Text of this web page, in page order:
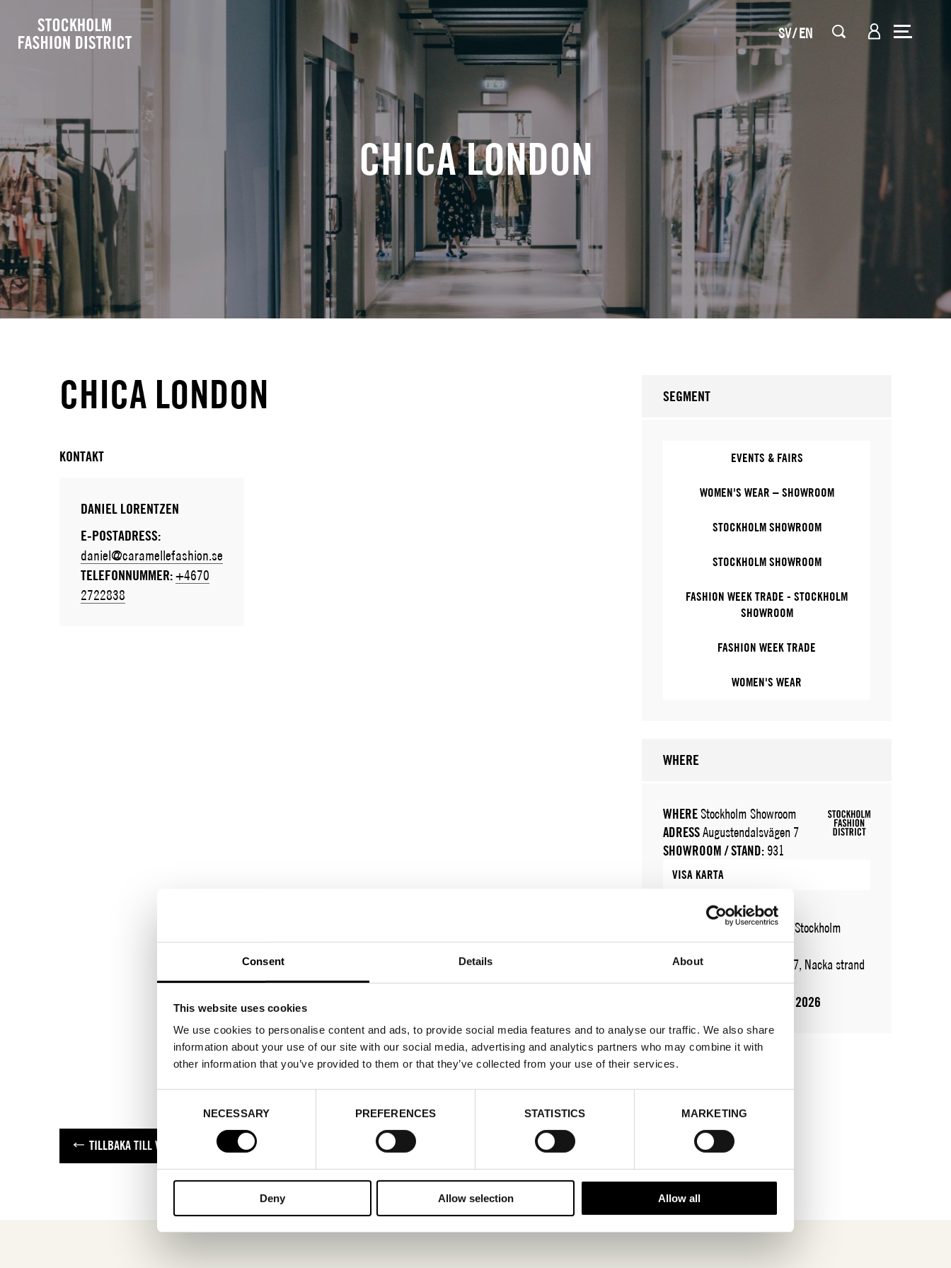
Consent Details About
This website uses cookies
We use cookies to personalise content and ads, to provide social media features and to analyse our traffic. We also share
information about your use of our site with our social media, advertising and analytics partners who may combine it with
other information that you’ve provided to them or that they’ve collected from your use of their services.
NECESSARY PREFERENCES STATISTICS MARKETING
Deny Allow selection Allow all
SV EN
CHICA LONDON
CHICA LONDON
KONTAKT
DANIEL LORENTZEN
E-POSTADRESS:
daniel@caramellefashion.se
TELEFONNUMMER:+4670
2722838
SEGMENT
EVENTS & FAIRS
WOMEN'S WEAR – SHOWROOM
STOCKHOLM SHOWROOM
STOCKHOLM SHOWROOM
FASHION WEEK TRADE - STOCKHOLM
SHOWROOM
FASHION WEEK TRADE
WOMEN'S WEAR
WHERE
WHEREStockholm Showroom
ADRESSAugustendalsvägen 7
SHOWROOM / STAND: 931
VISA KARTA
Fashion Week Trade (Stockholm
Showroom)
ADRESSAugustendalsvägen 7, Nacka strand
SHOWROOM / STAND:931
10 aug 2026 - 14 aug 2026
TILLBAKA TILL VARUMÄRKEN